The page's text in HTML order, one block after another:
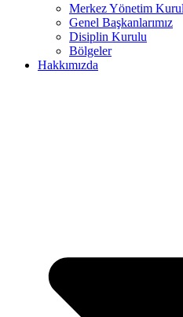
Merkez Yönetim
Genel Başkanlarımız
Disiplin Kurulu
Bölgeler
Hakkımızda